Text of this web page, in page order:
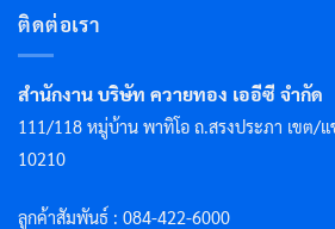
ติดต่อเรา
สำนักงาน บริษัท ควายทอง เออีซี จำกัด
111/118 หมู่บ้าน พาทิโอ ถ.สรงประภา เขต/แ
10210
ลูกค้าสัมพันธ์ : 084-422-6000